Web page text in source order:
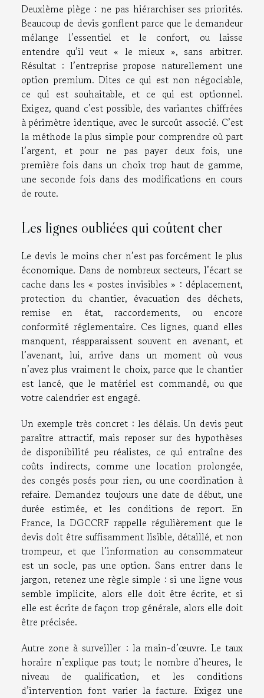
Deuxième piège : ne pas hiérarchiser ses priorités.
Beaucoup de devis gonflent parce que le demandeur
mélange l’essentiel et le confort, ou laisse
entendre qu’il veut « le mieux », sans arbitrer.
Résultat : l’entreprise propose naturellement une
option premium. Dites ce qui est non négociable,
ce qui est souhaitable, et ce qui est optionnel.
Exigez, quand c’est possible, des variantes chiffrées
à périmètre identique, avec le surcoût associé. C’est
la méthode la plus simple pour comprendre où part
l’argent, et pour ne pas payer deux fois, une
première fois dans un choix trop haut de gamme,
une seconde fois dans des modifications en cours
de route.
Les lignes oubliées qui coûtent cher
Le devis le moins cher n’est pas forcément le plus
économique. Dans de nombreux secteurs, l’écart se
cache dans les « postes invisibles » : déplacement,
protection du chantier, évacuation des déchets,
remise en état, raccordements, ou encore
conformité réglementaire. Ces lignes, quand elles
manquent, réapparaissent souvent en avenant, et
l’avenant, lui, arrive dans un moment où vous
n’avez plus vraiment le choix, parce que le chantier
est lancé, que le matériel est commandé, ou que
votre calendrier est engagé.
Un exemple très concret : les délais. Un devis peut
paraître attractif, mais reposer sur des hypothèses
de disponibilité peu réalistes, ce qui entraîne des
coûts indirects, comme une location prolongée,
des congés posés pour rien, ou une coordination à
refaire. Demandez toujours une date de début, une
durée estimée, et les conditions de report. En
France, la DGCCRF rappelle régulièrement que le
devis doit être suffisamment lisible, détaillé, et non
trompeur, et que l’information au consommateur
est un socle, pas une option. Sans entrer dans le
jargon, retenez une règle simple : si une ligne vous
semble implicite, alors elle doit être écrite, et si
elle est écrite de façon trop générale, alors elle doit
être précisée.
Autre zone à surveiller : la main-d’œuvre. Le taux
horaire n’explique pas tout; le nombre d’heures, le
niveau de qualification, et les conditions
d’intervention font varier la facture. Exigez une